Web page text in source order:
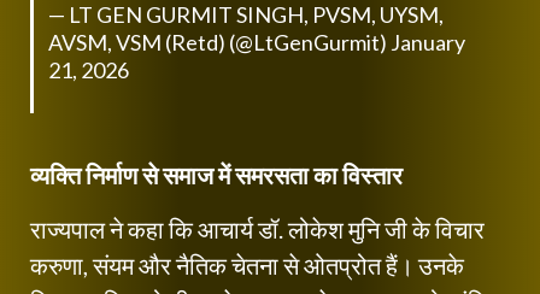
— LT GEN GURMIT SINGH, PVSM, UYSM,
AVSM, VSM (Retd) (@LtGenGurmit) January
21, 2026
व्यक्ति निर्माण से समाज में समरसता का विस्तार
राज्यपाल ने कहा कि आचार्य डॉ. लोकेश मुनि जी के विचार
करुणा, संयम और नैतिक चेतना से ओतप्रोत हैं। उनके